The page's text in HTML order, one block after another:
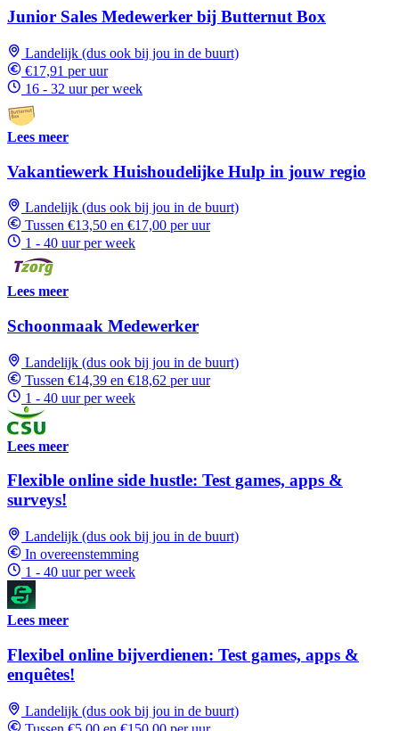
Junior Sales Medewerker bij Butternut Box
Landelijk (dus ook bij jou in de buurt)
€17,91 per uur
16 - 32 uur per week
Lees meer
Vakantiewerk Huishoudelijke Hulp in jouw regio
Landelijk (dus ook bij jou in de buurt)
Tussen €13,50 en €17,00 per uur
1 - 40 uur per week
Lees meer
Schoonmaak Medewerker
Landelijk (dus ook bij jou in de buurt)
Tussen €14,39 en €18,62 per uur
1 - 40 uur per week
Lees meer
Flexible online side hustle: Test games, apps &
surveys!
Landelijk (dus ook bij jou in de buurt)
In overeenstemming
1 - 40 uur per week
Lees meer
Flexibel online bijverdienen: Test games, apps &
enquêtes!
Landelijk (dus ook bij jou in de buurt)